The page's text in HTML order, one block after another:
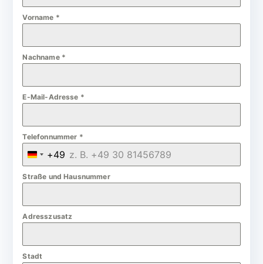
Vorname *
Nachname *
E-Mail-Adresse *
Telefonnummer *
G
e
m
a
y
+49
Straße und Hausnummer
Adresszusatz
Stadt